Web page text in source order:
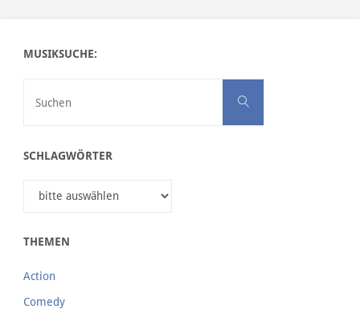
MUSIKSUCHE:
Suchen
SCHLAGWÖRTER
THEMEN
Action
Comedy